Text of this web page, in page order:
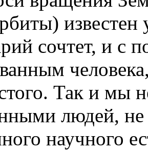
сочтет, и с
Так и мы
людей,
научного